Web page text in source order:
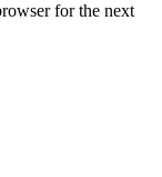
for the next